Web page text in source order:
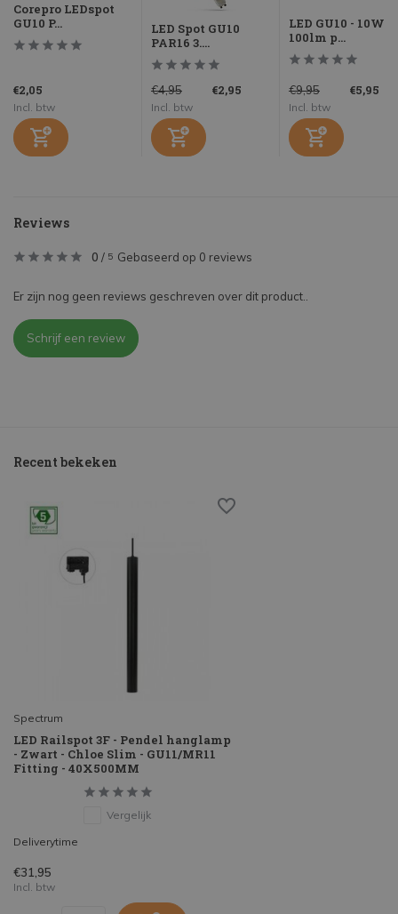
Corepro LEDspot
GU10 P...
€2,05
Incl. btw
LED Spot GU10
PAR16 3....
€4,95 €2,95
Incl. btw
LED GU10 - 10W
100lm p...
€9,95 €5,95
Incl. btw
Reviews
0 / 5 Gebaseerd op 0 reviews
Er zijn nog geen reviews geschreven over dit product..
Schrijf een review
Recent bekeken
Spectrum
LED Railspot 3F - Pendel hanglamp
- Zwart - Chloe Slim - GU11/MR11
Fitting - 40X500MM
Vergelijk
Deliverytime
€31,95
Incl. btw